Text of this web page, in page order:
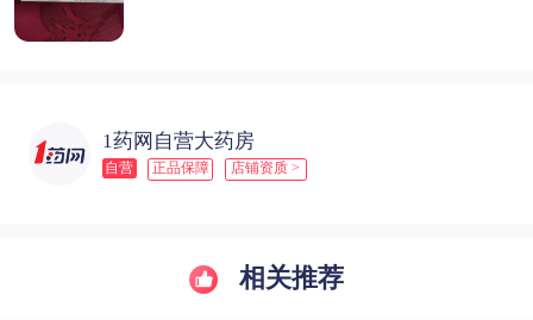
1药网自营大药房
自营 正品保障 店铺资质 >
相关推荐